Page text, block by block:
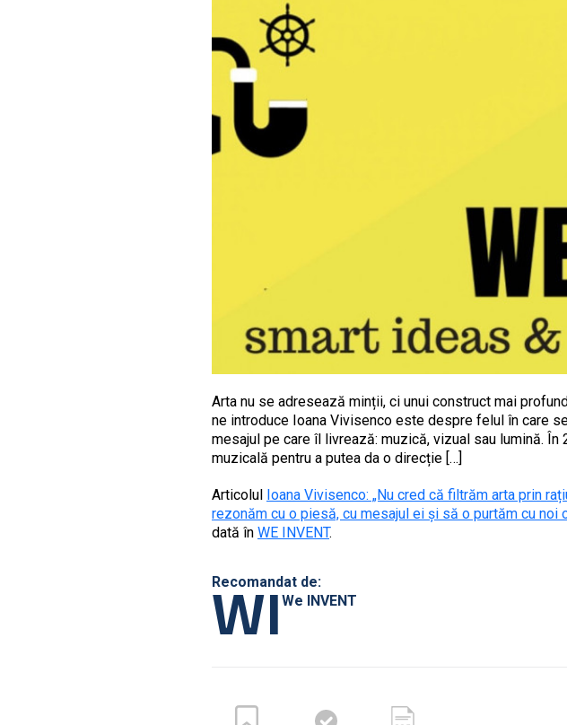
Arta nu se adresează minții, ci unui construct mai
ne introduce Ioana Vivisenco este despre felul în care
mesajul pe care îl livrează: muzică, vizual sau lumină.
muzicală pentru a putea da o direcție […]
Articolul Ioana Vivisenco: „Nu cred că filtrăm arta prin
rezonăm cu o piesă, cu mesajul ei și să o purtăm cu noi
dată în WE INVENT.
Recomandat de:
WIWe INVENT